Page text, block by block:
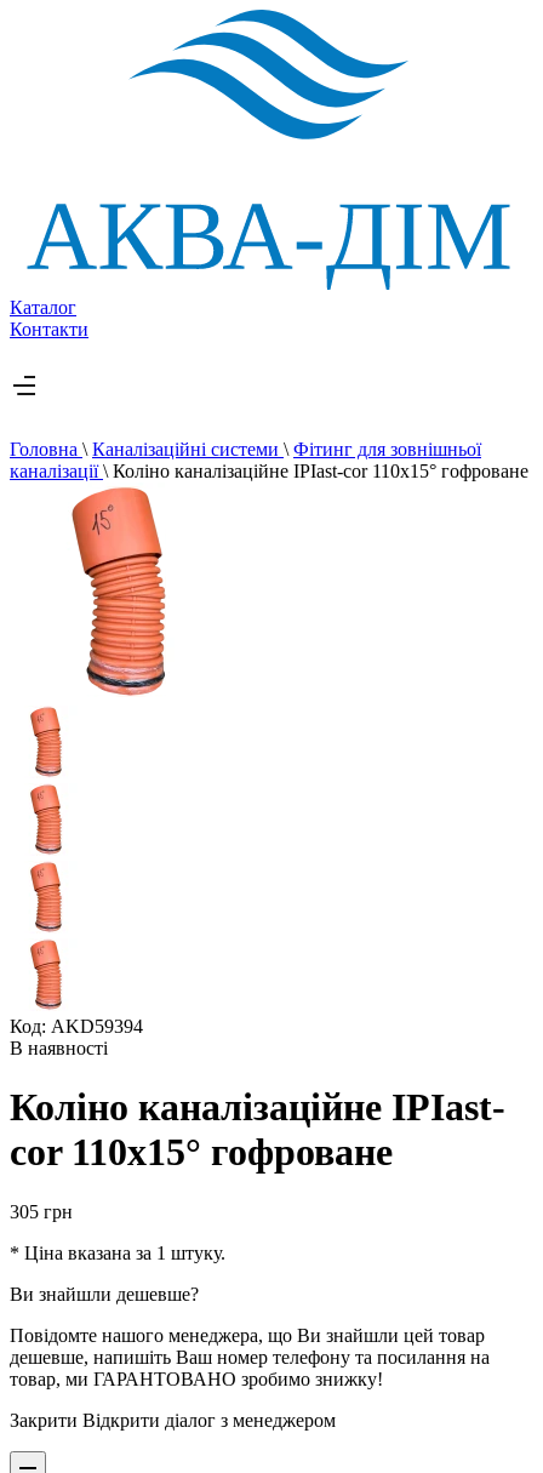
Каталог
Контакти
Головна \ Каналізаційні системи \ Фітинг для зовнішньої
каналізації\ Коліно каналізаційне IPIast-cor 110х15° гофроване
Код: AKD59394
В наявності
Коліно каналізаційне IPIast-
cor 110х15° гофроване
305 грн
* Ціна вказана за 1 штуку.
Ви знайшли дешевше?
Повідомте нашого менеджера, що Ви знайшли цей товар
дешевше, напишіть Ваш номер телефону та посилання на
товар, ми ГАРАНТОВАНО зробимо знижку!
Закрити Відкрити діалог з менеджером